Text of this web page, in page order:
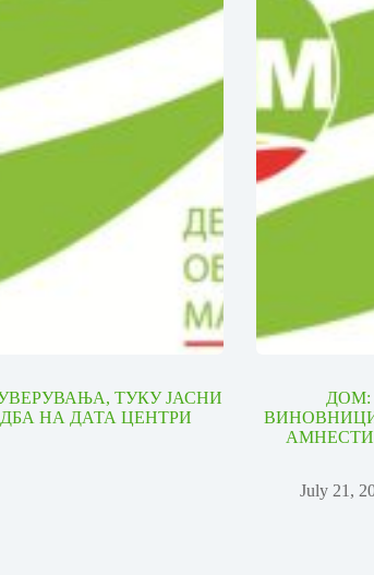
ТУКУ ЈАСНИ
НА ДАТА ЦЕНТРИ
ДОМ:
July 21,